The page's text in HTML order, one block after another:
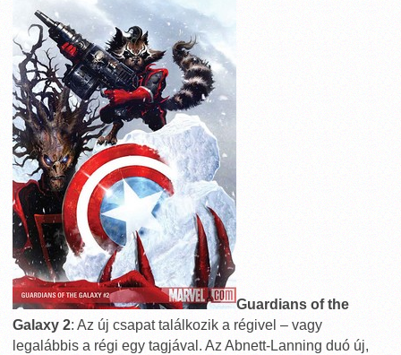
Guardians of the
Galaxy 2: Az új csapat találkozik a régivel – vagy
legalábbis a régi egy tagjával. Az Abnett-Lanning duó új,